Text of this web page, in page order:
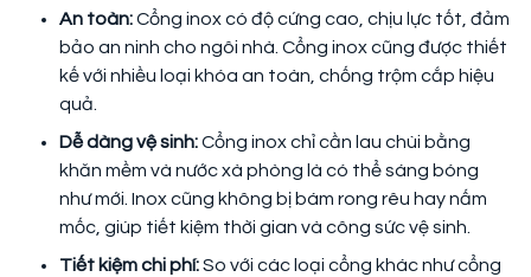
An toàn:Cổng inox có độ cứng cao, chịu lực tốt, đảm
bảo an ninh cho ngôi nhà. Cổng inox cũng được thiết
kế với nhiều loại khóa an toàn, chống trộm cắp hiệu
quả.
Dễ dàng vệ sinh:Cổng inox chỉ cần lau chùi bằng
khăn mềm và nước xà phòng là có thể sáng bóng
như mới. Inox cũng không bị bám rong rêu hay nấm
mốc, giúp tiết kiệm thời gian và công sức vệ sinh.
Tiết kiệm chi phí:So với các loại cổng khác như cổng